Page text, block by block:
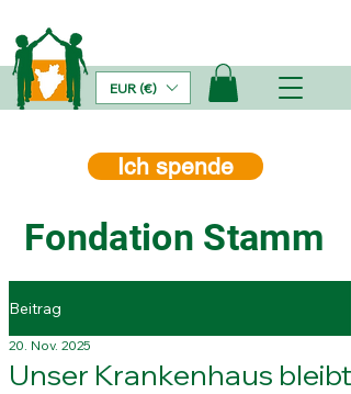
Fondation Stamm
EUR (€)
Ich spende
Beitrag
Unser Krankenhaus bleibt
20. Nov. 2025